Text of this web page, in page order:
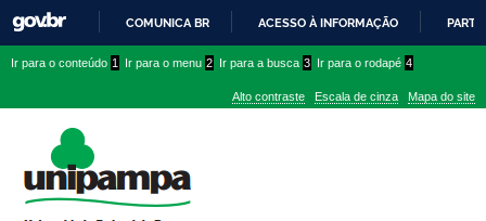
PARA
CONTEÚDO
COMUNICA BR ACESSO À INFORMAÇÃO
conteúdo
menu
superior
menu
Ir para o conteúdo 1 Ir para o menu 2 Ir para a busca 3 Ir para o rodapé 4
Alto contraste Escala de cinza Mapa do site